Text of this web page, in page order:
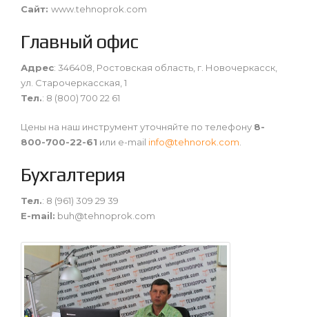
Сайт: www.tehnoprok.com
Главный офис
Адрес: 346408, Ростовская область, г. Новочеркасск,
ул. Старочеркасская, 1
Тел.: 8 (800) 700 22 61
Цены на наш инструмент уточняйте по телефону 8-
800-700-22-61 или e-mail info@tehnorok.com
Бухгалтерия
Тел.: 8 (961) 309 29 39
E-mail: buh@tehnoprok.com